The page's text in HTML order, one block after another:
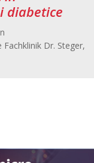
diabetice
Dr. Steger,